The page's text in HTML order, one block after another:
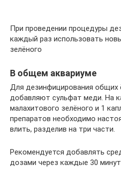
При проведении процедуры
каждый раз использовать
зелёного
В общем аквариуме
Для дезинфицирования общих
добавляют сульфат меди. На
малахитового зелёного и 1
препаратов необходимо
влить, разделив на три части.
Рекомендуется добавлять
дозами через каждые 30